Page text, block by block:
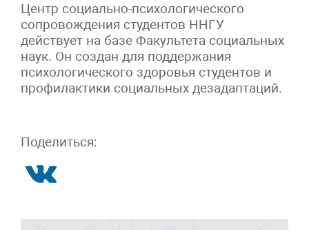
Центр социально-психологического
сопровождения студентов ННГУ
действует на базе Факультета социальных
наук. Он создан для поддержания
психологического здоровья студентов и
профилактики социальных дезадаптаций.
Поделиться: